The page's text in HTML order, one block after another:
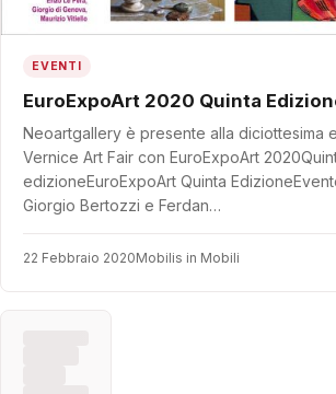
EVENTI
EuroExpoArt 2020 Quinta
Neoartgallery è presente alla diciottesima
Vernice Art Fair con EuroExpoArt
edizioneEuroExpoArt Quinta
Giorgio Bertozzi e Ferdan…
22 Febbraio 2020Mobilis in Mobili